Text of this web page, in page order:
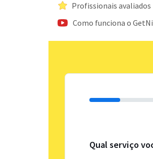
Profissionais avaliados
Como funciona o
Qual serviço